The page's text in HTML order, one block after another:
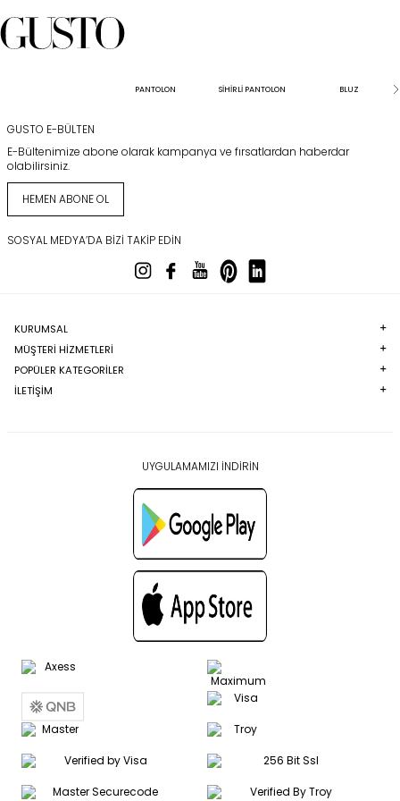
PANTOLON SİHİRLİ PANTOLON BLUZ
GUSTO E-BÜLTEN
E-Bültenimize abone olarak kampanya ve fırsatlardan haberdar
olabilirsiniz.
HEMEN ABONE OL
SOSYAL MEDYA’DA BIZI TAKIP EDIN
KURUMSAL
MÜŞTERI HIZMETLERI
POPÜLER KATEGORILER
İLETİŞİM
UYGULAMAMIZI İNDİRİN